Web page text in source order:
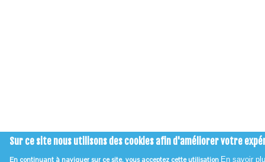
Sur ce site nous utilisons des cookies afin d'améliorer votre
En continuant à naviguer sur ce site, vous acceptez cette utilisation En savoir